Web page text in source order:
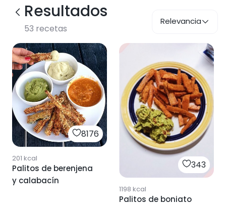
Resultados
53 recetas
Relevancia
8176
201 kcal
Palitos de berenjena
y calabacín
343
1198 kcal
Palitos de boniato